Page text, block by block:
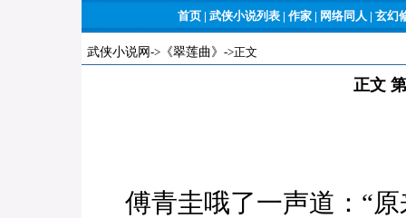
首页 | 武侠小说列表 | 作家 | 网络同人 | 玄幻
武侠小说网 -> 《翠莲曲》 ->正文
正文
傅青圭哦了一声道：“